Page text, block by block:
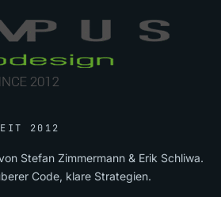
2012
Stefan Zimmermann & Erik Schliwa.
Code, klare Strategien.